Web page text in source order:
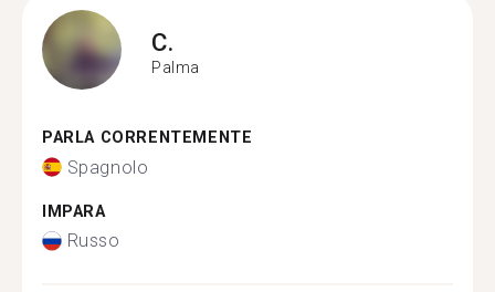
C.
Palma
PARLA CORRENTEMENTE
Spagnolo
IMPARA
Russo